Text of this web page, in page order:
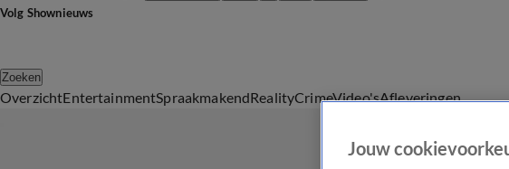
Volg Shownieuws
Zoeken
OverzichtEntertainmentSpraakmakendRealityCrimeVideo'sAfleveringen
Jouw